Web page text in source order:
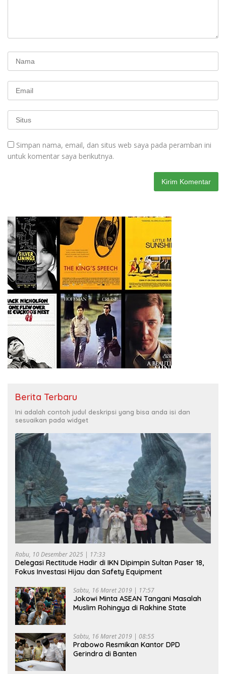
Simpan nama, email, dan situs web saya pada peramban ini
untuk komentar saya berikutnya.
Berita Terbaru
Ini adalah contoh judul deskripsi yang bisa anda isi dan
sesuaikan pada widget
Rabu, 10 Desember 2025 | 17:33
Delegasi Rectitude Hadir di IKN Dipimpin Sultan Paser 18,
Fokus Investasi Hijau dan Safety Equipment
Sabtu, 16 Maret 2019 | 17:57
Jokowi Minta ASEAN Tangani Masalah
Muslim Rohingya di Rakhine State
Sabtu, 16 Maret 2019 | 08:55
Prabowo Resmikan Kantor DPD
Gerindra di Banten